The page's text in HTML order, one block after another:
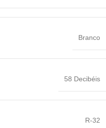
Branco
58 Decibéis
R-32